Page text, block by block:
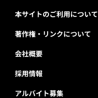
本サイトのご利用について
著作権・リンクについて
会社概要
採用情報
アルバイト募集